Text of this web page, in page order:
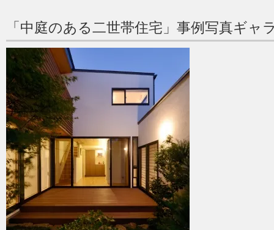
「中庭のある二世帯住宅」事例写真ギャ